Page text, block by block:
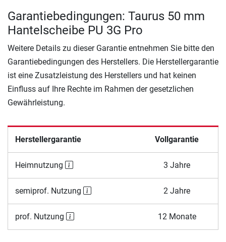
Garantiebedingungen: Taurus 50 mm
Hantelscheibe PU 3G Pro
Weitere Details zu dieser Garantie entnehmen Sie bitte den
Garantiebedingungen des Herstellers. Die Herstellergarantie
ist eine Zusatzleistung des Herstellers und hat keinen
Einfluss auf Ihre Rechte im Rahmen der gesetzlichen
Gewährleistung.
Herstellergarantie Vollgarantie
Heimnutzung 3 Jahre
semiprof. Nutzung 2 Jahre
prof. Nutzung 12 Monate